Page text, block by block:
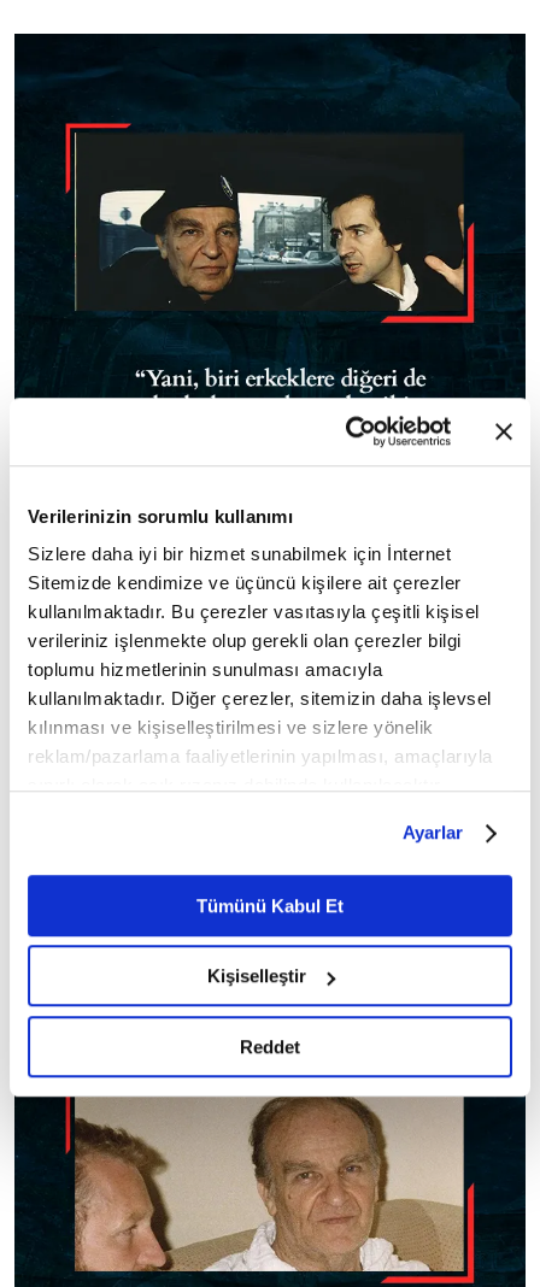
Verilerinizin sorumlu kullanımı
Sizlere daha iyi bir hizmet sunabilmek için İnternet
Sitemizde kendimize ve üçüncü kişilere ait çerezler
kullanılmaktadır. Bu çerezler vasıtasıyla çeşitli kişisel
verileriniz işlenmekte olup gerekli olan çerezler bilgi
toplumu hizmetlerinin sunulması amacıyla
kullanılmaktadır. Diğer çerezler, sitemizin daha işlevsel
kılınması ve kişiselleştirilmesi ve sizlere yönelik
reklam/pazarlama faaliyetlerinin yapılması, amaçlarıyla
belirleyebilirsiniz. Çerezlere ilişkin detaylı bilgi için
Ayarlar butonuna tıklayabilir,Çerez Bilgilendirme
Metnimizi ziyaret edebilirsiniz.
6698 sayılı Kişisel Verilerin Korunması Kanunu uyarınca
okumak ve sitemizi ziyaretiniz kapsamında
gerçekleştirilen veri işleme faaliyetleri ile ilgili daha
detaylı bilgi almak için lütfentıklayınız.
Ayarlar
Tümünü Kabul Et
Kişiselleştir
Reddet
💠
"Yani, biri erkeklere diğeri de kadınlara mahsus
olan iki ahlak çeşidi yoktur."
Aliya İzzetbegoviç